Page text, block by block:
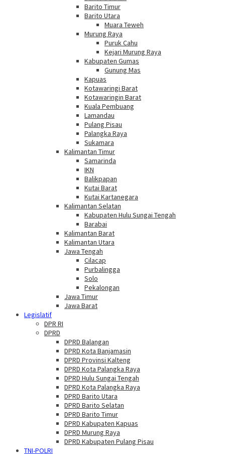
Barito Timur
Barito Utara
Muara Teweh
Murung Raya
Puruk Cahu
Kejari Murung Raya
Kabupaten Gumas
Gunung Mas
Kapuas
Kotawaringi Barat
Kotawaringin Barat
Kuala Pembuang
Lamandau
Pulang Pisau
Palangka Raya
Sukamara
Kalimantan Timur
Samarinda
IKN
Balikpapan
Kutai Barat
Kutai Kartanegara
Kalimantan Selatan
Kabupaten Hulu Sungai Tengah
Barabai
Kalimantan Barat
Kalimantan Utara
Jawa Tengah
Cilacap
Purbalingga
Solo
Pekalongan
Jawa Timur
Jawa Barat
Legislatif
DPR RI
DPRD
DPRD Balangan
DPRD Kota Banjamasin
DPRD Provinsi Kalteng
DPRD Kota Palangka Raya
DPRD Hulu Sungai Tengah
DPRD Kota Palangka Raya
DPRD Barito Utara
DPRD Barito Selatan
DPRD Barito Timur
DPRD Kabupaten Kapuas
DPRD Murung Raya
DPRD Kabupaten Pulang Pisau
TNI-POLRI